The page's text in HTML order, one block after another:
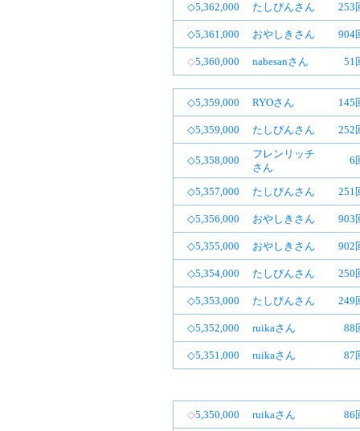
◇5,362,000 たしぴんさん 253
◇5,361,000 おやしきさん 904
◇5,360,000 nabesanさん 51
◇5,359,000 RYOさん 145
◇5,359,000 たしぴんさん 252
◇5,358,000
フレンリッチ
さん
6
◇5,357,000 たしぴんさん 251
◇5,356,000 おやしきさん 903
◇5,355,000 おやしきさん 902
◇5,354,000 たしぴんさん 250
◇5,353,000 たしぴんさん 249
◇5,352,000 ruikaさん 88
◇5,351,000 ruikaさん 87
◇5,350,000 ruikaさん 86